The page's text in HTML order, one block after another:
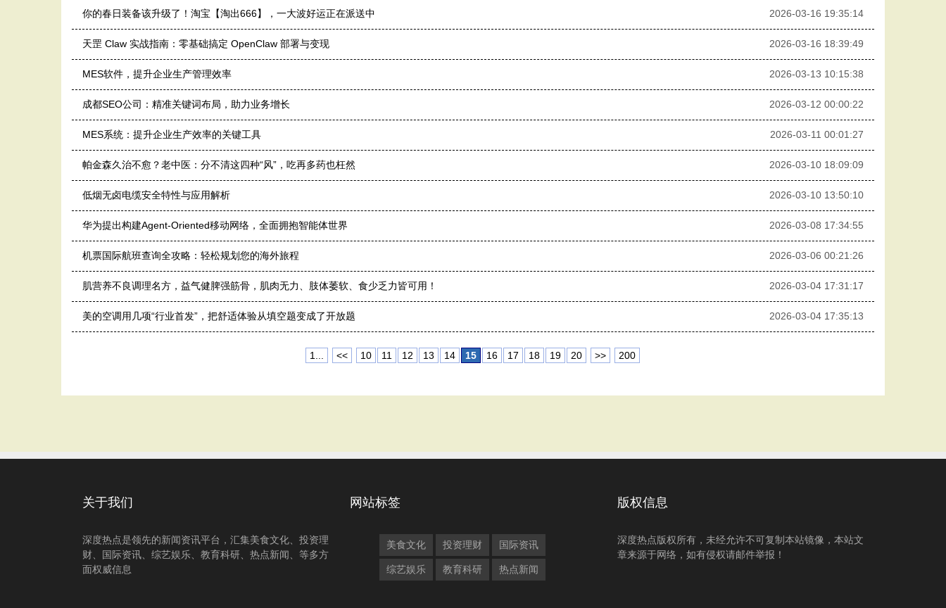
你的春日装备该升级了！淘宝【淘出666】，一大波好运正在派送中 2026-03-16 19:35:14
天罡 Claw 实战指南：零基础搞定 OpenClaw 部署与变现 2026-03-16 18:39:49
MES软件，提升企业生产管理效率 2026-03-13 10:15:38
成都SEO公司：精准关键词布局，助力业务增长 2026-03-12 00:00:22
MES系统：提升企业生产效率的关键工具 2026-03-11 00:01:27
帕金森久治不愈？老中医：分不清这四种“风”，吃再多药也枉然 2026-03-10 18:09:09
低烟无卤电缆安全特性与应用解析 2026-03-10 13:50:10
华为提出构建Agent-Oriented移动网络，全面拥抱智能体世界 2026-03-08 17:34:55
机票国际航班查询全攻略：轻松规划您的海外旅程 2026-03-06 00:21:26
肌营养不良调理名方，益气健脾强筋骨，肌肉无力、肢体萎软、食少乏力皆可用！ 2026-03-04 17:31:17
美的空调用几项“行业首发”，把舒适体验从填空题变成了开放题 2026-03-04 17:35:13
1... << 10 11 12 13 14 15 16 17 18 19 20 >> 200
关于我们
深度热点是领先的新闻资讯平台，汇集美食文化、投资理
财、国际资讯、综艺娱乐、教育科研、热点新闻、等多方
面权威信息
网站标签
美食文化 投资理财 国际资讯
综艺娱乐 教育科研 热点新闻
版权信息
深度热点版权所有，未经允许不可复制本站镜像，本站文
章来源于网络，如有侵权请邮件举报！